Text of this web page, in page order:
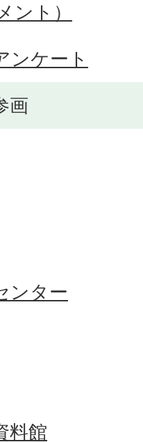
ント）
ンケート
画
ンター
料館